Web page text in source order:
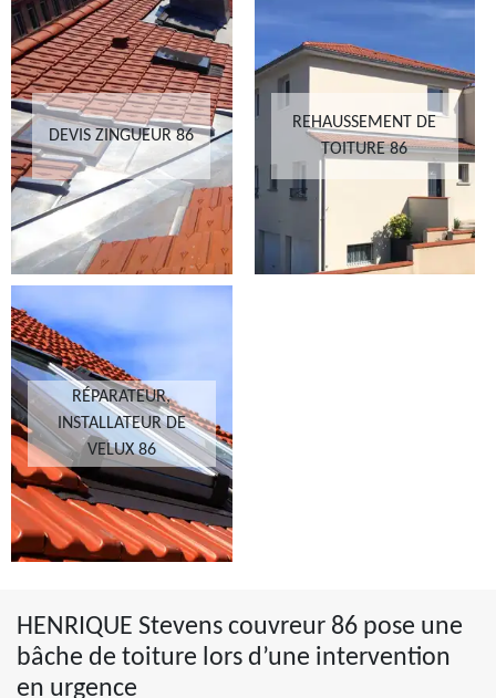
DEVIS ZINGUEUR 86
REHAUSSEMENT DE
TOITURE 86
RÉPARATEUR,
INSTALLATEUR DE
VELUX 86
HENRIQUE Stevens couvreur 86 pose une
bâche de toiture lors d’une intervention
en urgence